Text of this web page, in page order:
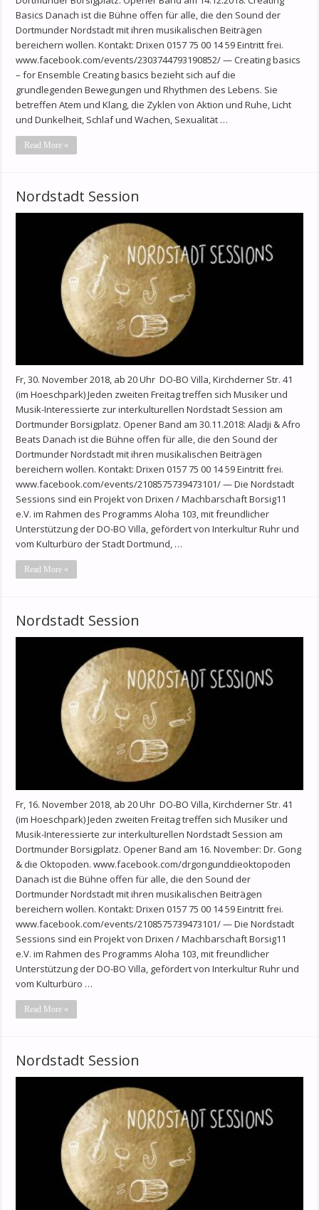
Basics Danach ist die Bühne offen für alle, die den Sound der
Dortmunder Nordstadt mit ihren musikalischen Beiträgen
bereichern wollen. Kontakt: Drixen 0157 75 00 14 59 Eintritt frei.
www.facebook.com/events/2303744793190852/ — Creating basics
– for Ensemble Creating basics bezieht sich auf die
grundlegenden Bewegungen und Rhythmen des Lebens. Sie
betreffen Atem und Klang, die Zyklen von Aktion und Ruhe, Licht
und Dunkelheit, Schlaf und Wachen, Sexualität …
Read More »
Nordstadt Session
Fr, 30. November 2018, ab 20 Uhr DO-BO Villa, Kirchderner Str. 41
(im Hoeschpark) Jeden zweiten Freitag treffen sich Musiker und
Musik-Interessierte zur interkulturellen Nordstadt Session am
Dortmunder Borsigplatz. Opener Band am 30.11.2018: Aladji & Afro
Beats Danach ist die Bühne offen für alle, die den Sound der
Dortmunder Nordstadt mit ihren musikalischen Beiträgen
bereichern wollen. Kontakt: Drixen 0157 75 00 14 59 Eintritt frei.
www.facebook.com/events/2108575739473101/ — Die Nordstadt
Sessions sind ein Projekt von Drixen / Machbarschaft Borsig11
e.V. im Rahmen des Programms Aloha 103, mit freundlicher
Unterstützung der DO-BO Villa, gefördert von Interkultur Ruhr und
vom Kulturbüro der Stadt Dortmund, …
Read More »
Nordstadt Session
Fr, 16. November 2018, ab 20 Uhr DO-BO Villa, Kirchderner Str. 41
(im Hoeschpark) Jeden zweiten Freitag treffen sich Musiker und
Musik-Interessierte zur interkulturellen Nordstadt Session am
Dortmunder Borsigplatz. Opener Band am 16. November: Dr. Gong
& die Oktopoden. www.facebook.com/drgongunddieoktopoden
Danach ist die Bühne offen für alle, die den Sound der
Dortmunder Nordstadt mit ihren musikalischen Beiträgen
bereichern wollen. Kontakt: Drixen 0157 75 00 14 59 Eintritt frei.
www.facebook.com/events/2108575739473101/ — Die Nordstadt
Sessions sind ein Projekt von Drixen / Machbarschaft Borsig11
e.V. im Rahmen des Programms Aloha 103, mit freundlicher
Unterstützung der DO-BO Villa, gefördert von Interkultur Ruhr und
vom Kulturbüro …
Read More »
Nordstadt Session